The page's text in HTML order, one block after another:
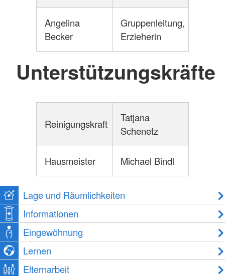
Angelina
Becker
Gruppenleitung,
Erzieherin
Unterstützungskräfte
Reinigungskraft
Tatjana
Schenetz
Hausmeister Michael Bindl
Lage und Räumlichkeiten
Informationen
Eingewöhnung
Lernen
Elternarbeit